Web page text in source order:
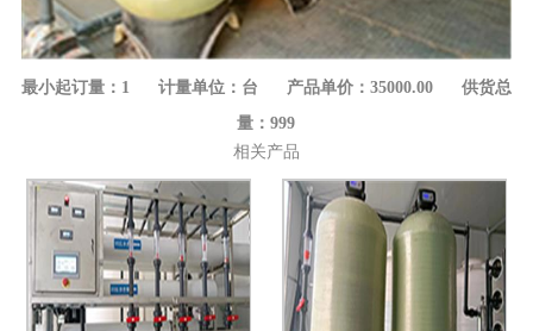
最小起订量：1 计量单位：台 产品单价：35000.00 供货总
量：999
相关产品